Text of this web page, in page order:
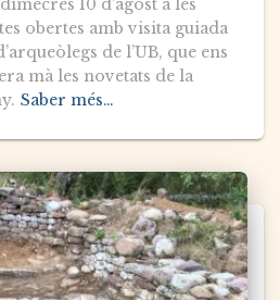
10 d’agost a les
obertes amb visita guiada
de l’UB, que ens
mà les novetats de la
Saber més…